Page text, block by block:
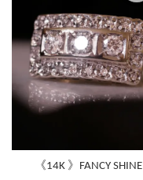
《14K 》FANCY SHINE